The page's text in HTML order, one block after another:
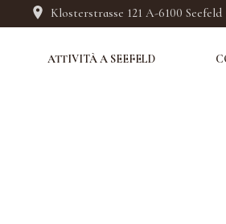
Klosterstrasse 121 A-6100
ATTIVITÀ A SEEFELD